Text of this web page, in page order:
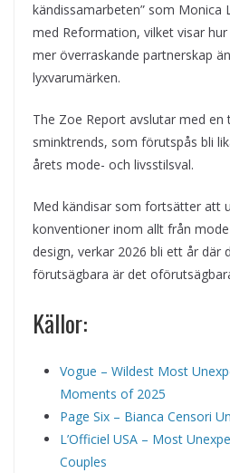
kändissamarbeten” som Monica
med Reformation, vilket visar
mer överraskande partnerskap
lyxvarumärken.
The Zoe Report avslutar med en
sminktrends, som förutspås bli
årets mode- och livsstilsval.
Med kändisar som fortsätter att
konventioner inom allt från
design, verkar 2026 bli ett år där
förutsägbara är det
Källor:
Vogue – Wildest Most
Moments of 2025
Page Six – Bianca Censori
L’Officiel USA – Most
Couples